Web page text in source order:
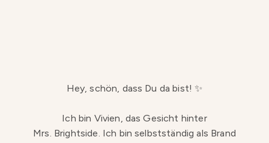
Hey, schön, dass Du da bist! ✨
Ich bin Vivien, das Gesicht hinter
Mrs. Brightside. Ich bin selbstständig als Brand